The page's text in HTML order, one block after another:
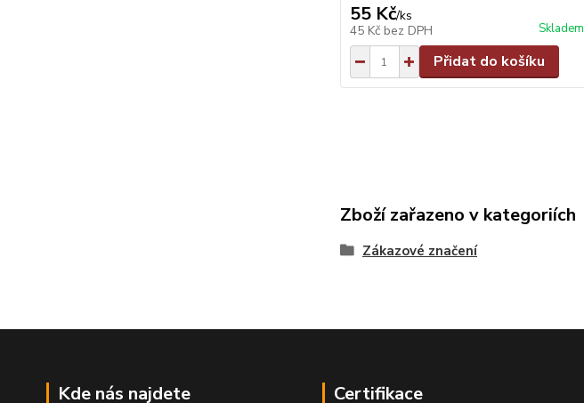
55 Kč/ks
45 Kč bez DPH Skladem
Přidat do košíku
Zboží zařazeno v kategoriích
Zákazové značení
Kde nás najdete Certifikace